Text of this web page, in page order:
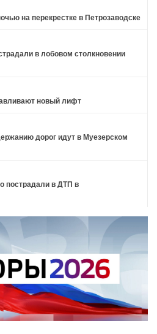
на перекрестке в Петрозаводске
в лобовом столкновении
новый лифт
дорог идут в Муезерском
пострадали в ДТП в